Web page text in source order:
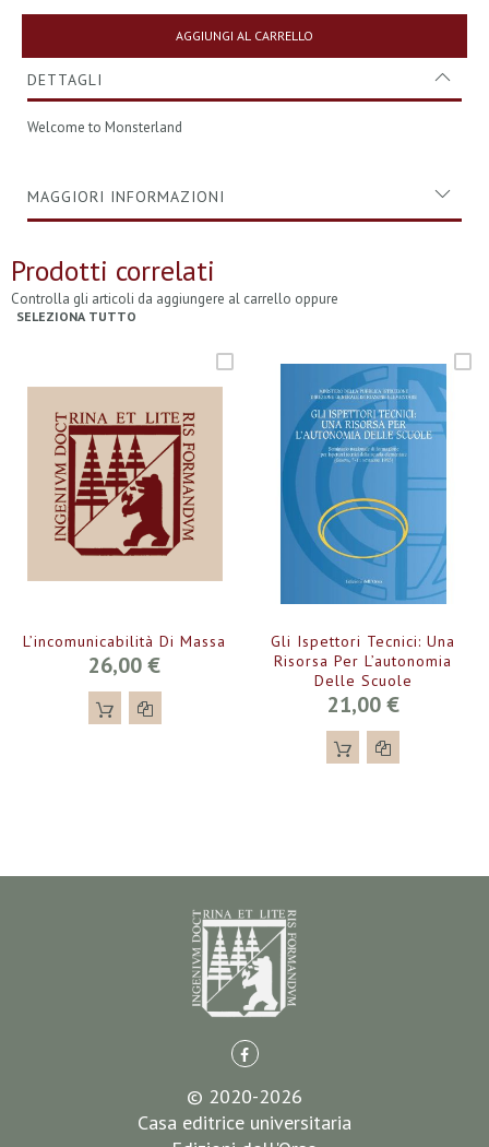
AGGIUNGI AL CARRELLO
DETTAGLI
Welcome to Monsterland
MAGGIORI INFORMAZIONI
Prodotti correlati
Controlla gli articoli da aggiungere al carrello oppure
SELEZIONA TUTTO
L’incomunicabilità Di Massa
26,00 €
Gli Ispettori Tecnici: Una
Risorsa Per L’autonomia
Delle Scuole
21,00 €
© 2020-2026
Casa editrice universitaria